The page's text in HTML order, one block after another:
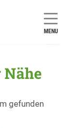
MENU
gefunden